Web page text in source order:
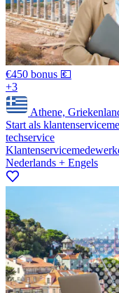
€450 bonus 💶
+3
Athene,
Start als
techservice
Nederlands + Engels